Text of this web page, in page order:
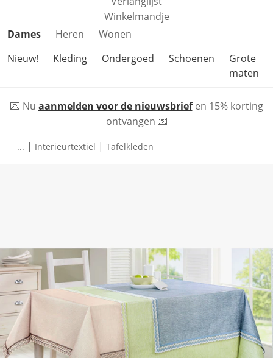
Winkelmandje
Productcategorieën overslaan
Dames Heren
Wonen
Nieuw!
Kleding Ondergoed Schoenen
Grote
maten
💌 Nu aanmelden voor de nieuwsbriefen 15% korting
ontvangen 💌
... | Interieurtextiel | Tafelkleden